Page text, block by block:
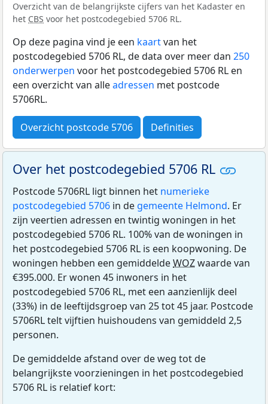
Overzicht van de belangrijkste cijfers van het Kadaster en
het CBS voor het postcodegebied 5706 RL.
Op deze pagina vind je een kaartvan het
postcodegebied 5706 RL, de data over meer dan 250
onderwerpen voor het postcodegebied 5706 RL en
een overzicht van alleadressen met postcode
5706RL.
Overzicht postcode 5706 Definities
Over het postcodegebied 5706 RL
Postcode 5706RL ligt binnen het numerieke
postcodegebied 5706 in de gemeente Helmond. Er
zijn veertien adressen en twintig woningen in het
postcodegebied 5706 RL. 100% van de woningen in
het postcodegebied 5706 RL is een koopwoning. De
woningen hebben een gemiddeldeWOZwaarde van
€395.000. Er wonen 45 inwoners in het
postcodegebied 5706 RL, met een aanzienlijk deel
(33%) in de leeftijdsgroep van 25 tot 45 jaar. Postcode
5706RL telt vijftien huishoudens van gemiddeld 2,5
personen.
De gemiddelde afstand over de weg tot de
belangrijkste voorzieningen in het postcodegebied
5706 RL is relatief kort: